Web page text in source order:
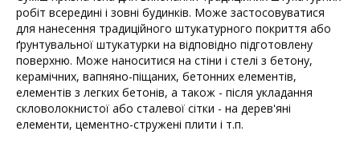
робіт всередині і зовні будинків. Може застосовуватися
для нанесення традиційного штукатурного покриття або
ґрунтувальної штукатурки на відповідно підготовлену
поверхню. Може наноситися на стіни і стелі з бетону,
керамічних, вапняно-піщаних, бетонних елементів,
елементів з легких бетонів, а також - після укладання
скловолокнистої або сталевої сітки - на дерев'яні
елементи, цементно-стружені плити і т.п.